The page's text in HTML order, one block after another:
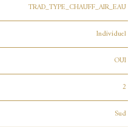
TRAD_TYPE_CHAUFF_AIR_EAU
Individuel
OUI
2
Sud